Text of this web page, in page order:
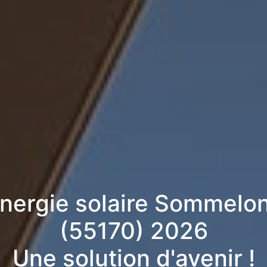
solaire
(55170) 2026
Une solution d'avenir !